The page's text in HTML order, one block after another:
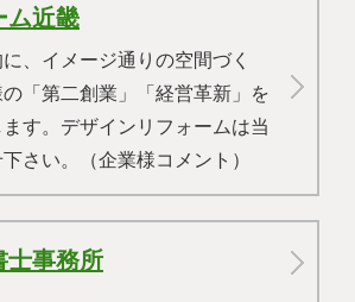
ム近畿
、イメージ通りの空間づく
の「第二創業」「経営革新」を
す。デザインリフォームは当
さい。（企業様コメント）
士事務所